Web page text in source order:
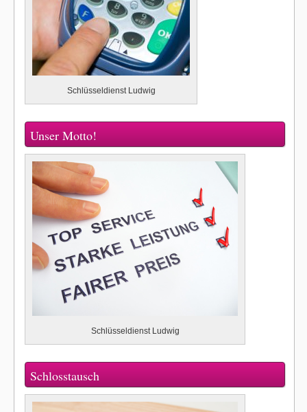
Schlüsseldienst Ludwig
Unser Motto!
Schlüsseldienst Ludwig
Schlosstausch